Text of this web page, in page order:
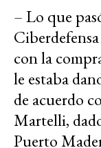
– Lo que
con la
le estaba
de acuerdo
Martelli,
Puerto